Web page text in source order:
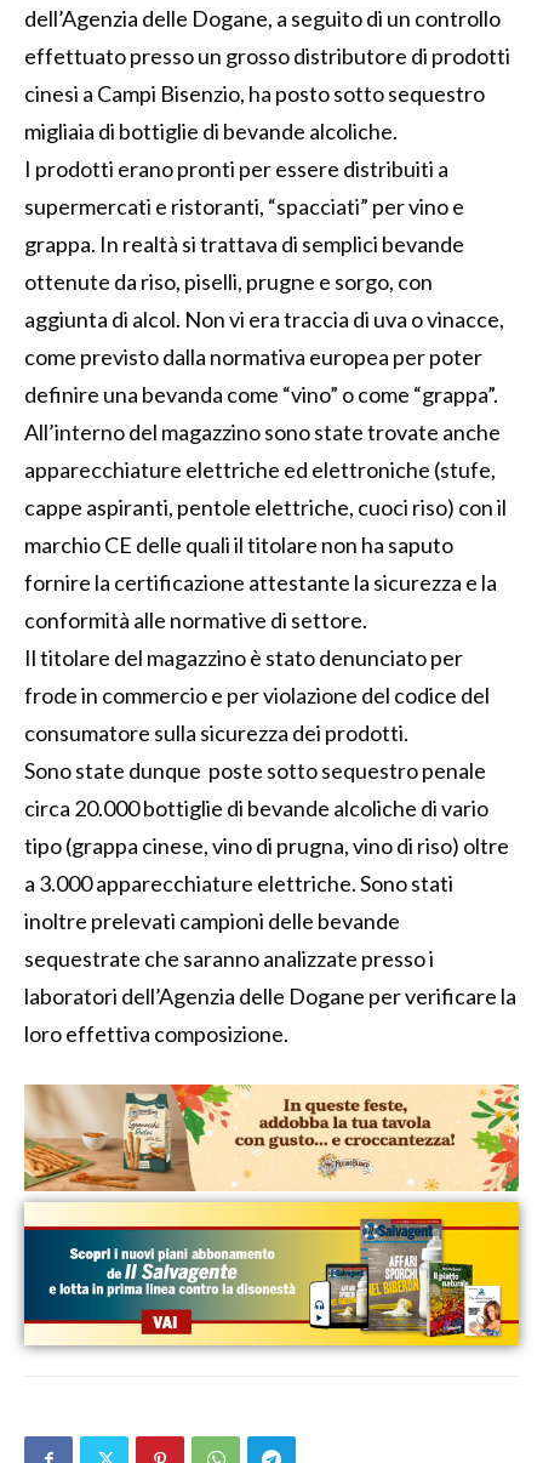
dell’Agenzia delle Dogane, a seguito di un controllo
effettuato presso un grosso distributore di prodotti
cinesi a Campi Bisenzio, ha posto sotto sequestro
migliaia di bottiglie di bevande alcoliche.
I prodotti erano pronti per essere distribuiti a
supermercati e ristoranti, “spacciati” per vino e
grappa. In realtà si trattava di semplici bevande
ottenute da riso, piselli, prugne e sorgo, con
aggiunta di alcol. Non vi era traccia di uva o vinacce,
come previsto dalla normativa europea per poter
definire una bevanda come “vino” o come “grappa”.
All’interno del magazzino sono state trovate anche
apparecchiature elettriche ed elettroniche (stufe,
cappe aspiranti, pentole elettriche, cuoci riso) con il
marchio CE delle quali il titolare non ha saputo
fornire la certificazione attestante la sicurezza e la
conformità alle normative di settore.
Il titolare del magazzino è stato denunciato per
frode in commercio e per violazione del codice del
consumatore sulla sicurezza dei prodotti.
Sono state dunque poste sotto sequestro penale
circa 20.000 bottiglie di bevande alcoliche di vario
tipo (grappa cinese, vino di prugna, vino di riso) oltre
a 3.000 apparecchiature elettriche. Sono stati
inoltre prelevati campioni delle bevande
sequestrate che saranno analizzate presso i
laboratori dell’Agenzia delle Dogane per verificare la
loro effettiva composizione.